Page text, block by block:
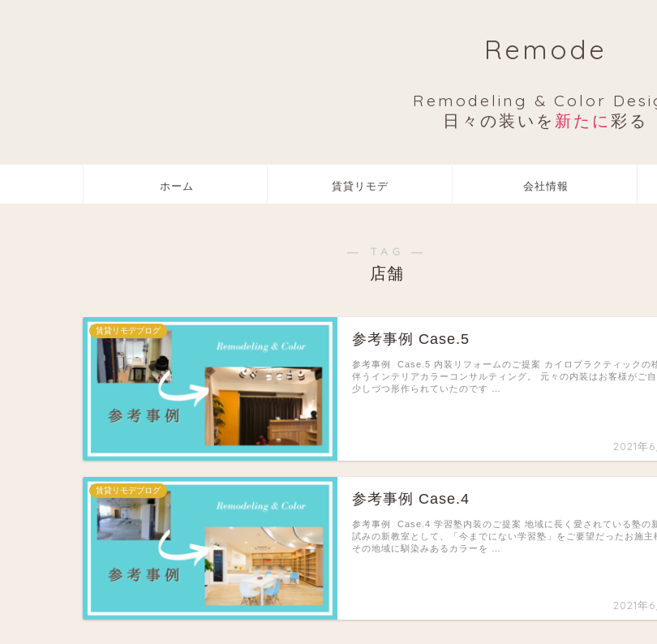
Remode
Remodeling & Color
日々の装いを 新たに 彩る
ホーム 賃貸リモデ 会社情報
― TAG ―
店舗
賃貸リモデブログ
参考事例 Case.5
2021年
参考事例 Case.5 内装リフォームのご提案 カイロプラクティックの
伴うインテリアカラーコンサルティング。 元々の内装はお客様がご
少しづつ形作られていたのです …
賃貸リモデブログ
参考事例 Case.4
2021年
参考事例 Case.4 学習塾内装のご提案 地域に長く愛されている塾の
試みの新教室として、「今までにない学習塾」をご要望だったお施主
その地域に馴染みあるカラーを …